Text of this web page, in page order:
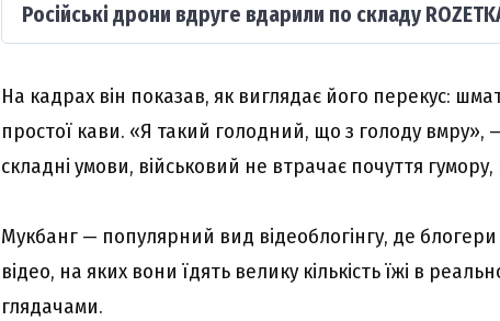
Російські дрони вдруге вдарили по складу
На кадрах він показав, як виглядає його перекус:
простої кави. «Я такий голодний, що з голоду
складні умови, військовий не втрачає почуття
Мукбанг — популярний вид відеоблогінгу, де
відео, на яких вони їдять велику кількість їжі в
глядачами.